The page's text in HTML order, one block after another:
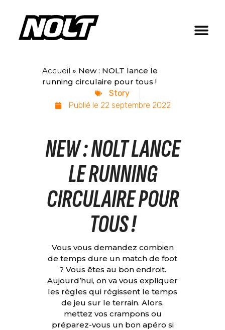
Accueil » New : NOLT lance le
running circulaire pour tous !
Story
Publié le 22 septembre 2022
NEW : NOLT LANCE
LE RUNNING
CIRCULAIRE POUR
TOUS !
Vous vous demandez combien
de temps dure un match de foot
? Vous êtes au bon endroit.
Aujourd’hui, on va vous expliquer
les règles qui régissent le temps
de jeu sur le terrain. Alors,
mettez vos crampons ou
préparez-vous un bon apéro si